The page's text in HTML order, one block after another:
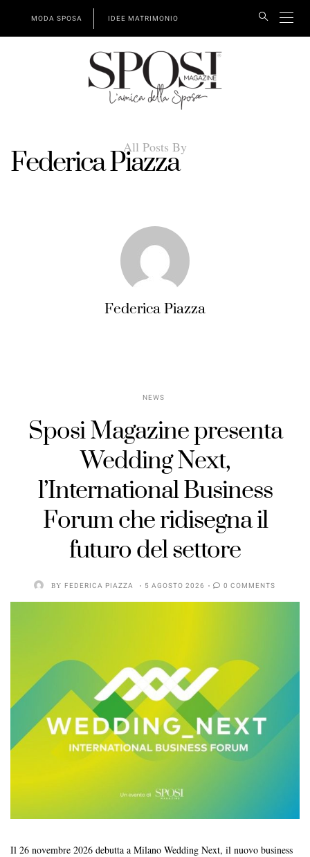
MODA SPOSA IDEE MATRIMONIO
All Posts By
Federica Piazza
Federica Piazza
NEWS
Sposi Magazine presenta
Wedding Next,
l’International Business
Forum che ridisegna il
futuro del settore
BY FEDERICA PIAZZA 5 AGOSTO 2026 0 COMMENTS
Il 26 novembre 2026 debutta a Milano Wedding Next, il nuovo business